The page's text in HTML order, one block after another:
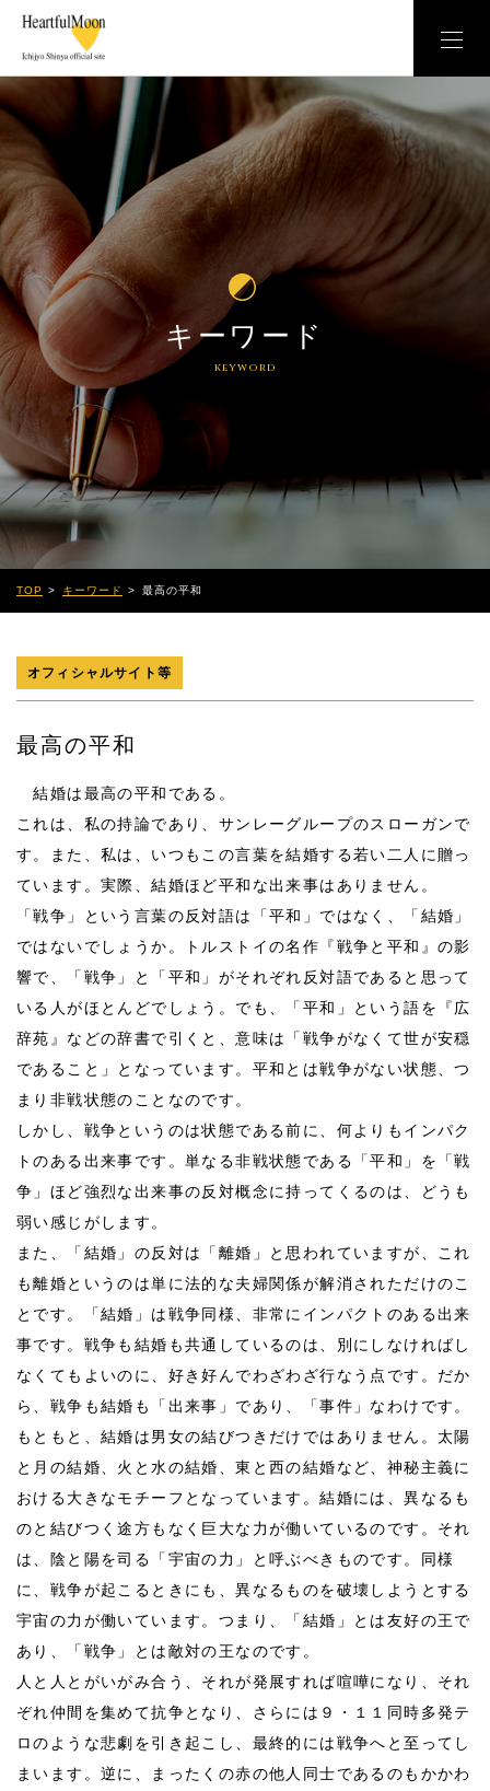
キーワード
keyword
TOP キーワード 最高の平和
オフィシャルサイト等
最高の平和
結婚は最高の平和である。
これは、私の持論であり、サンレーグループのスローガンで
す。また、私は、いつもこの言葉を結婚する若い二人に贈っ
ています。実際、結婚ほど平和な出来事はありません。
「戦争」という言葉の反対語は「平和」ではなく、「結婚」
ではないでしょうか。トルストイの名作『戦争と平和』の影
響で、「戦争」と「平和」がそれぞれ反対語であると思って
いる人がほとんどでしょう。でも、「平和」という語を『広
辞苑』などの辞書で引くと、意味は「戦争がなくて世が安穏
であること」となっています。平和とは戦争がない状態、つ
まり非戦状態のことなのです。
しかし、戦争というのは状態である前に、何よりもインパク
トのある出来事です。単なる非戦状態である「平和」を「戦
争」ほど強烈な出来事の反対概念に持ってくるのは、どうも
弱い感じがします。
また、「結婚」の反対は「離婚」と思われていますが、これ
も離婚というのは単に法的な夫婦関係が解消されただけのこ
とです。「結婚」は戦争同様、非常にインパクトのある出来
事です。戦争も結婚も共通しているのは、別にしなければし
なくてもよいのに、好き好んでわざわざ行なう点です。だか
ら、戦争も結婚も「出来事」であり、「事件」なわけです。
もともと、結婚は男女の結びつきだけではありません。太陽
と月の結婚、火と水の結婚、東と西の結婚など、神秘主義に
おける大きなモチーフとなっています。結婚には、異なるも
のと結びつく途方もなく巨大な力が働いているのです。それ
は、陰と陽を司る「宇宙の力」と呼ぶべきものです。同様
に、戦争が起こるときにも、異なるものを破壊しようとする
宇宙の力が働いています。つまり、「結婚」とは友好の王で
あり、「戦争」とは敵対の王なのです。
人と人とがいがみ合う、それが発展すれば喧嘩になり、それ
ぞれ仲間を集めて抗争となり、さらには９・１１同時多発テ
ロのような悲劇を引き起こし、最終的には戦争へと至ってし
まいます。逆に、まったくの赤の他人同士であるのもかかわ